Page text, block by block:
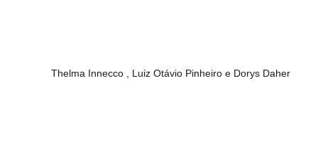
Thelma Innecco , Luiz Otávio Pinheiro e Dorys Daher